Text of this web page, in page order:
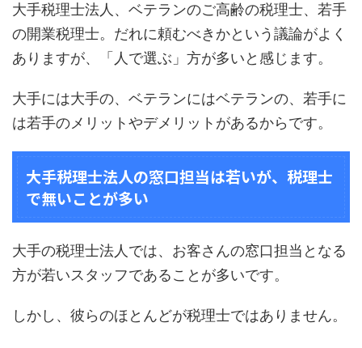
大手税理士法人、ベテランのご高齢の税理士、若手
の開業税理士。だれに頼むべきかという議論がよく
ありますが、「人で選ぶ」方が多いと感じます。
大手には大手の、ベテランにはベテランの、若手に
は若手のメリットやデメリットがあるからです。
大手税理士法人の窓口担当は若いが、税理士
で無いことが多い
大手の税理士法人では、お客さんの窓口担当となる
方が若いスタッフであることが多いです。
しかし、彼らのほとんどが税理士ではありません。